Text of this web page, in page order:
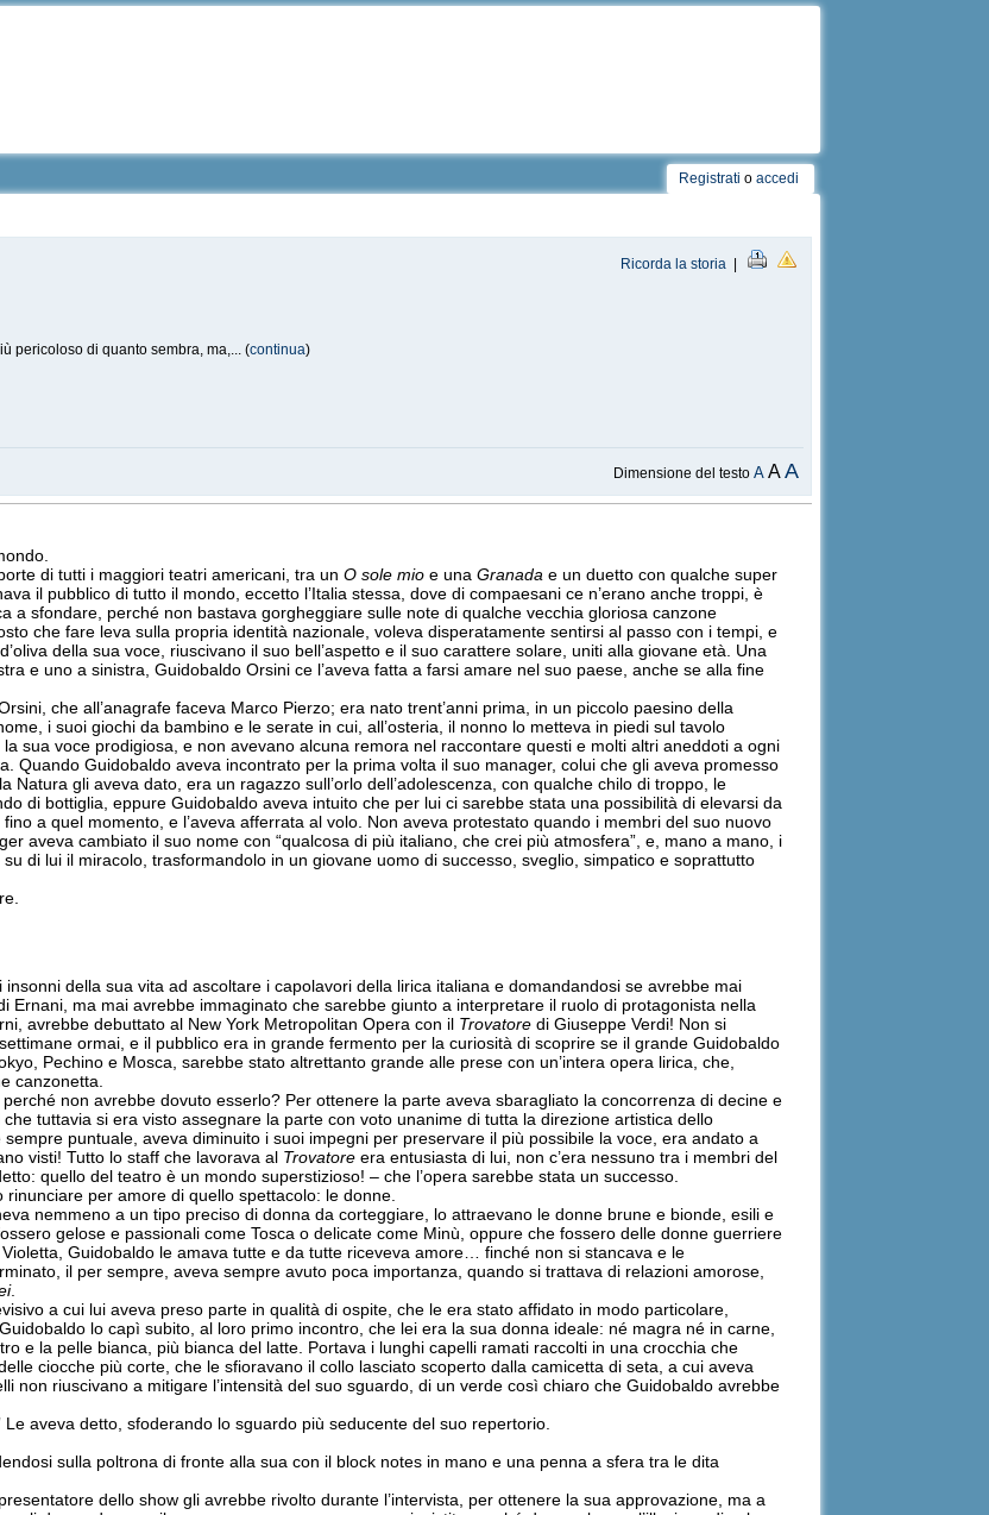
Registrati o accedi
Ricorda la storia |
pericoloso di quanto sembra, ma,... (continua)
Dimensione del testoA AA
di tutti i maggiori teatri americani, tra unO sole mioe unaGranada e un duetto con qualche super
il pubblico di tutto il mondo, eccetto l’Italia stessa, dove di compaesani ce n’erano anche troppi, è
a sfondare, perché non bastava gorgheggiare sulle note di qualche vecchia gloriosa canzone
che fare leva sulla propria identità nazionale, voleva disperatamente sentirsi al passo con i tempi, e
della sua voce, riuscivano il suo bell’aspetto e il suo carattere solare, uniti alla giovane età. Una
e uno a sinistra, Guidobaldo Orsini ce l’aveva fatta a farsi amare nel suo paese, anche se alla fine
che all’anagrafe faceva Marco Pierzo; era nato trent’anni prima, in un piccolo paesino della
i suoi giochi da bambino e le serate in cui, all’osteria, il nonno lo metteva in piedi sul tavolo
la sua voce prodigiosa, e non avevano alcuna remora nel raccontare questi e molti altri aneddoti a ogni
Quando Guidobaldo aveva incontrato per la prima volta il suo manager, colui che gli aveva promesso
gli aveva dato, era un ragazzo sull’orlo dell’adolescenza, con qualche chilo di troppo, le
di bottiglia, eppure Guidobaldo aveva intuito che per lui ci sarebbe stata una possibilità di elevarsi da
a quel momento, e l’aveva afferrata al volo. Non aveva protestato quando i membri del suo nuovo
aveva cambiato il suo nome con “qualcosa di più italiano, che crei più atmosfera”, e, mano a mano, i
di lui il miracolo, trasformandolo in un giovane uomo di successo, sveglio, simpatico e soprattutto
della sua vita ad ascoltare i capolavori della lirica italiana e domandandosi se avrebbe mai
Ernani, ma mai avrebbe immaginato che sarebbe giunto a interpretare il ruolo di protagonista nella
avrebbe debuttato al New York Metropolitan Opera con il Trovatore di Giuseppe Verdi! Non si
ormai, e il pubblico era in grande fermento per la curiosità di scoprire se il grande Guidobaldo
Pechino e Mosca, sarebbe stato altrettanto grande alle prese con un’intera opera lirica, che,
canzonetta.
non avrebbe dovuto esserlo? Per ottenere la parte aveva sbaragliato la concorrenza di decine e
tuttavia si era visto assegnare la parte con voto unanime di tutta la direzione artistica dello
puntuale, aveva diminuito i suoi impegni per preservare il più possibile la voce, era andato a
visti! Tutto lo staff che lavorava al Trovatore era entusiasta di lui, non c’era nessuno tra i membri del
quello del teatro è un mondo superstizioso! – che l’opera sarebbe stata un successo.
rinunciare per amore di quello spettacolo: le donne.
nemmeno a un tipo preciso di donna da corteggiare, lo attraevano le donne brune e bionde, esili e
gelose e passionali come Tosca o delicate come Minù, oppure che fossero delle donne guerriere
Guidobaldo le amava tutte e da tutte riceveva amore… finché non si stancava e le
il per sempre, aveva sempre avuto poca importanza, quando si trattava di relazioni amorose,
.
a cui lui aveva preso parte in qualità di ospite, che le era stato affidato in modo particolare,
lo capì subito, al loro primo incontro, che lei era la sua donna ideale: né magra né in carne,
e la pelle bianca, più bianca del latte. Portava i lunghi capelli ramati raccolti in una crocchia che
ciocche più corte, che le sfioravano il collo lasciato scoperto dalla camicetta di seta, a cui aveva
non riuscivano a mitigare l’intensità del suo sguardo, di un verde così chiaro che Guidobaldo avrebbe
aveva detto, sfoderando lo sguardo più seducente del suo repertorio.
sulla poltrona di fronte alla sua con il block notes in mano e una penna a sfera tra le dita
dello show gli avrebbe rivolto durante l’intervista, per ottenere la sua approvazione, ma a